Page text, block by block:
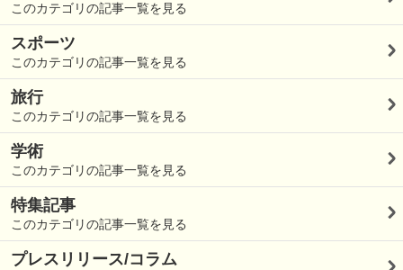
このカテゴリの記事一覧を見る
スポーツ
このカテゴリの記事一覧を見る
旅行
このカテゴリの記事一覧を見る
学術
このカテゴリの記事一覧を見る
特集記事
このカテゴリの記事一覧を見る
プレスリリース/コラム